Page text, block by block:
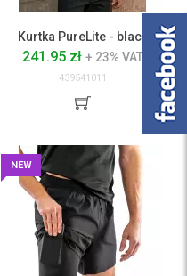
Kurtka PureLite - black
241.95 zł + 23% VAT
439541011
NEW